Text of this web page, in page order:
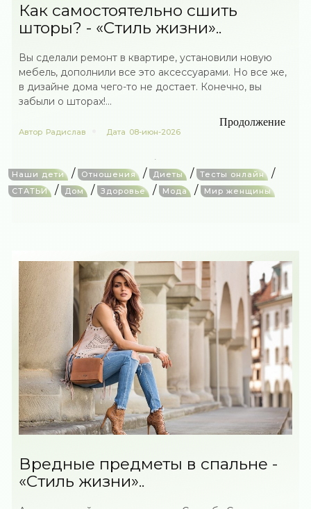
Как самостоятельно сшить
шторы? - «Стиль жизни»..
Вы сделали ремонт в квартире, установили новую
мебель, дополнили все это аксессуарами. Но все же,
в дизайне дома чего-то не достает. Конечно, вы
забыли о шторах!...
Продолжение
Автор Радислав Дата 08-июн-2026
Наши дети / Отношения / Диеты / Тесты онлайн /
СТАТЬИ / Дом / Здоровье / Мода / Мир женщины
Вредные предметы в спальне -
«Стиль жизни»..